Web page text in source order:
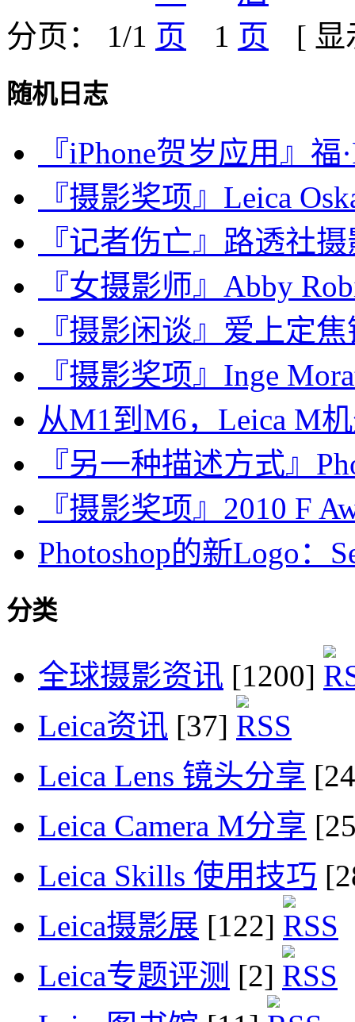
分页： 1/1 1 [
随机日志
『iPhone贺岁应用』
『摄影奖项』Leica
『记者伤亡』路透社
『女摄影师』Abby
『摄影闲谈』爱上定
『摄影奖项』Inge
从M1到M6，Leica M
『另一种描述方式』
『摄影奖项』2010 F
Photoshop的新Logo：
分类
全球摄影资讯 [1200]
Leica资讯 [37]
Leica Lens 镜头分享
Leica Camera M分享
Leica Skills 使用技巧
Leica摄影展 [122]
Leica专题评测 [2]